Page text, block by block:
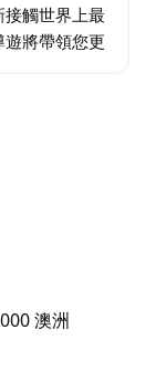
觸世界上最
將帶領您更
澳洲